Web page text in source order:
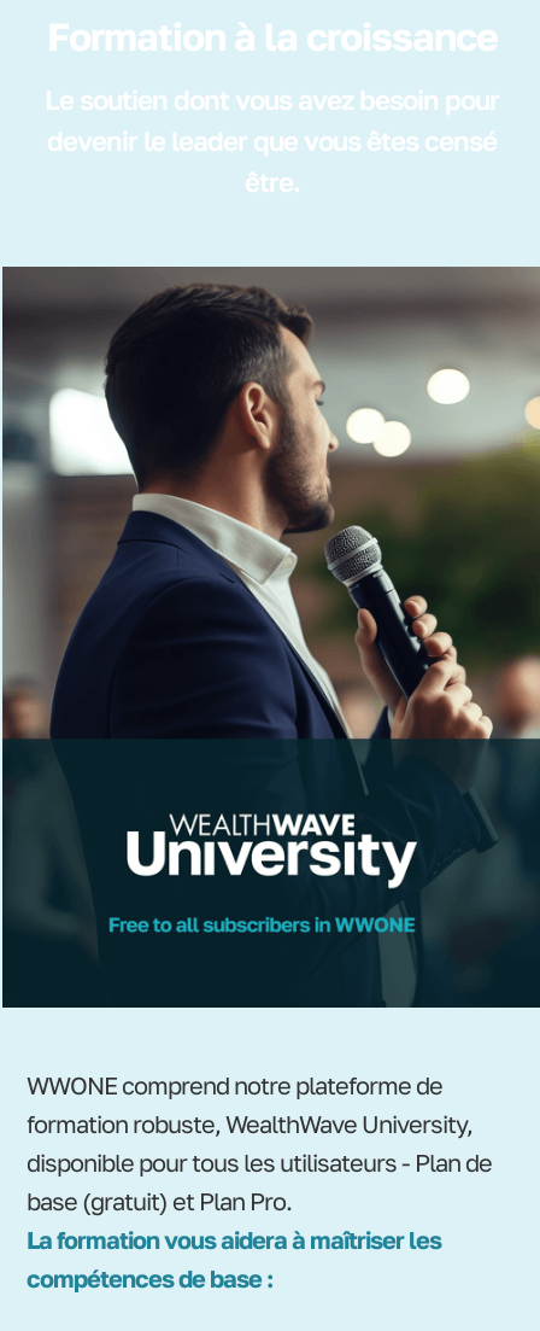
Formation à la croissance
Le soutien dont vous avez besoin pour
devenir le leader que vous êtes censé
être.
WWONE comprend notre plateforme de
formation robuste, WealthWave University,
disponible pour tous les utilisateurs - Plan de
base (gratuit) et Plan Pro.
La formation vous aidera à maîtriser les
compétences de base :